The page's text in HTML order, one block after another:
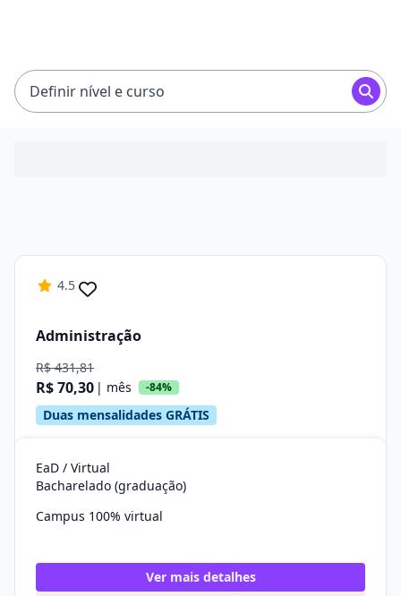
Definir nível e curso
4.5
Administração
R$ 431,81
R$ 70,30 | mês -84%
Duas mensalidades GRÁTIS
EaD / Virtual
Bacharelado (graduação)
Campus 100% virtual
Ver mais detalhes